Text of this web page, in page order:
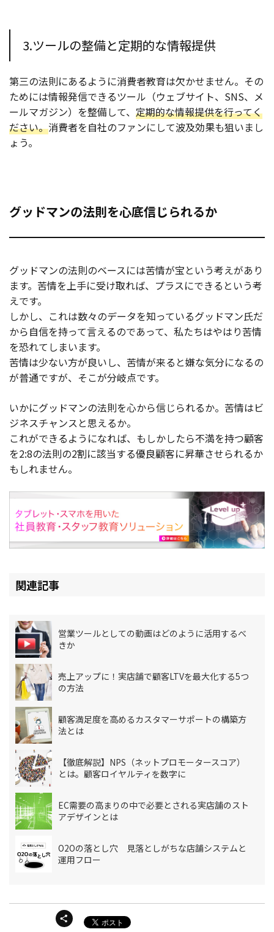
3.ツールの整備と定期的な情報提供
第三の法則にあるように消費者教育は欠かせません。その
ためには情報発信できるツール（ウェブサイト、SNS、メ
ールマガジン）を整備して、 定期的な情報提供を行ってく
ださい。消費者を自社のファンにして波及効果も狙いまし
ょう。
グッドマンの法則を心底信じられるか
グッドマンの法則のベースには苦情が宝という考えがあり
ます。苦情を上手に受け取れば、プラスにできるという考
えです。
しかし、これは数々のデータを知っているグッドマン氏だ
から自信を持って言えるのであって、私たちはやはり苦情
を恐れてしまいます。
苦情は少ない方が良いし、苦情が来ると嫌な気分になるの
が普通ですが、そこが分岐点です。
いかにグッドマンの法則を心から信じられるか。苦情はビ
ジネスチャンスと思えるか。
これができるようになれば、もしかしたら不満を持つ顧客
を2:8の法則の2割に該当する優良顧客に昇華させられるか
もしれません。
関連記事
営業ツールとしての動画はどのように活用するべ
きか
売上アップに！実店舗で顧客LTVを最大化する5つ
の方法
顧客満足度を高めるカスタマーサポートの構築方
法とは
【徹底解説】NPS（ネットプロモータースコア）
とは。顧客ロイヤルティを数字に
EC需要の高まりの中で必要とされる実店舗のスト
アデザインとは
O2Oの落とし穴 見落としがちな店舗システムと
運用フロー